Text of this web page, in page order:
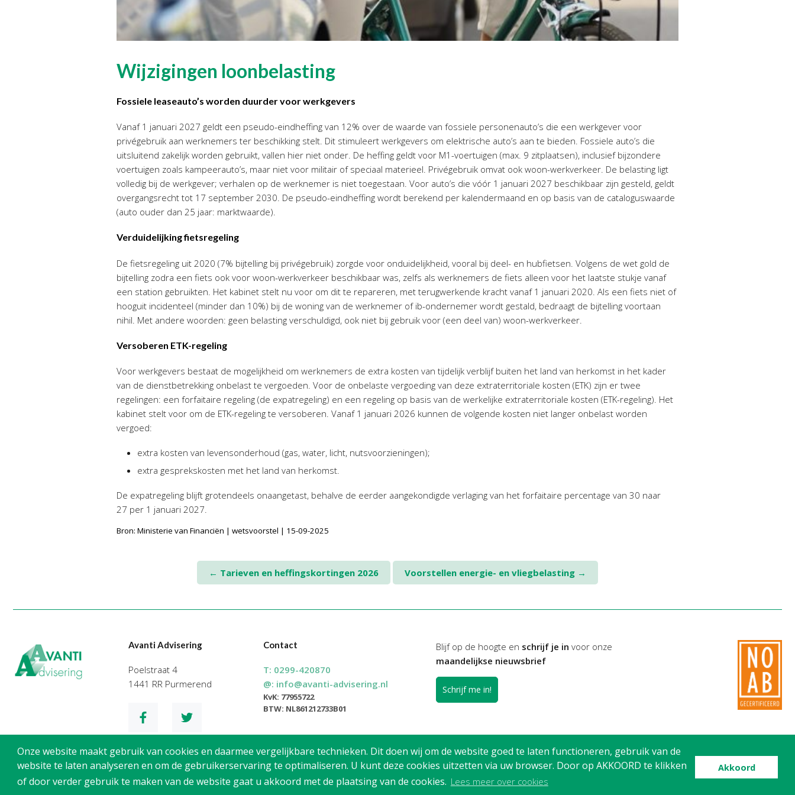
Onze website maakt gebruik van cookies en daarmee vergelijkbare technieken. Dit doen wij om de website goed te laten functioneren, gebruik van de
website te laten analyseren en om de gebruikerservaring te optimaliseren. U kunt deze cookies uitzetten via uw browser. Door op AKKOORD te klikken
of door verder gebruik te maken van de website gaat u akkoord met de plaatsing van de cookies. Lees meer over cookies
Akkoord
Wijzigingen loonbelasting
Fossiele leaseauto’s worden duurder voor werkgevers
Vanaf 1 januari 2027 geldt een pseudo-eindheffing van 12% over de waarde van fossiele personenauto’s die een werkgever voor
privégebruik aan werknemers ter beschikking stelt. Dit stimuleert werkgevers om elektrische auto’s aan te bieden. Fossiele auto’s die
uitsluitend zakelijk worden gebruikt, vallen hier niet onder. De heffing geldt voor M1-voertuigen (max. 9 zitplaatsen), inclusief bijzondere
voertuigen zoals kampeerauto’s, maar niet voor militair of speciaal materieel. Privégebruik omvat ook woon-werkverkeer. De belasting ligt
volledig bij de werkgever; verhalen op de werknemer is niet toegestaan. Voor auto’s die vóór 1 januari 2027 beschikbaar zijn gesteld, geldt
overgangsrecht tot 17 september 2030. De pseudo-eindheffing wordt berekend per kalendermaand en op basis van de cataloguswaarde
(auto ouder dan 25 jaar: marktwaarde).
Verduidelijking fietsregeling
De fietsregeling uit 2020 (7% bijtelling bij privégebruik) zorgde voor onduidelijkheid, vooral bij deel- en hubfietsen. Volgens de wet gold de
bijtelling zodra een fiets ook voor woon-werkverkeer beschikbaar was, zelfs als werknemers de fiets alleen voor het laatste stukje vanaf
een station gebruikten. Het kabinet stelt nu voor om dit te repareren, met terugwerkende kracht vanaf 1 januari 2020. Als een fiets niet of
hooguit incidenteel (minder dan 10%) bij de woning van de werknemer of ib-ondernemer wordt gestald, bedraagt de bijtelling voortaan
nihil. Met andere woorden: geen belasting verschuldigd, ook niet bij gebruik voor (een deel van) woon-werkverkeer.
Versoberen ETK-regeling
Voor werkgevers bestaat de mogelijkheid om werknemers de extra kosten van tijdelijk verblijf buiten het land van herkomst in het kader
van de dienstbetrekking onbelast te vergoeden. Voor de onbelaste vergoeding van deze extraterritoriale kosten (ETK) zijn er twee
regelingen: een forfaitaire regeling (de expatregeling) en een regeling op basis van de werkelijke extraterritoriale kosten (ETK-regeling). Het
kabinet stelt voor om de ETK-regeling te versoberen. Vanaf 1 januari 2026 kunnen de volgende kosten niet langer onbelast worden
vergoed:
extra kosten van levensonderhoud (gas, water, licht, nutsvoorzieningen);
extra gesprekskosten met het land van herkomst.
De expatregeling blijft grotendeels onaangetast, behalve de eerder aangekondigde verlaging van het forfaitaire percentage van 30 naar
27 per 1 januari 2027.
Bron: Ministerie van Financiën | wetsvoorstel | 15-09-2025
← Tarieven en heffingskortingen 2026 Voorstellen energie- en vliegbelasting →
Avanti Advisering
Poelstraat 4
1441 RR Purmerend
Contact
T: 0299-420870
@: info@avanti-advisering.nl
KvK: 77955722
BTW: NL861212733B01
Blijf op de hoogte en schrijf je in voor onze
maandelijkse nieuwsbrief
Schrijf me in!
Privacy Cookies Disclaimer